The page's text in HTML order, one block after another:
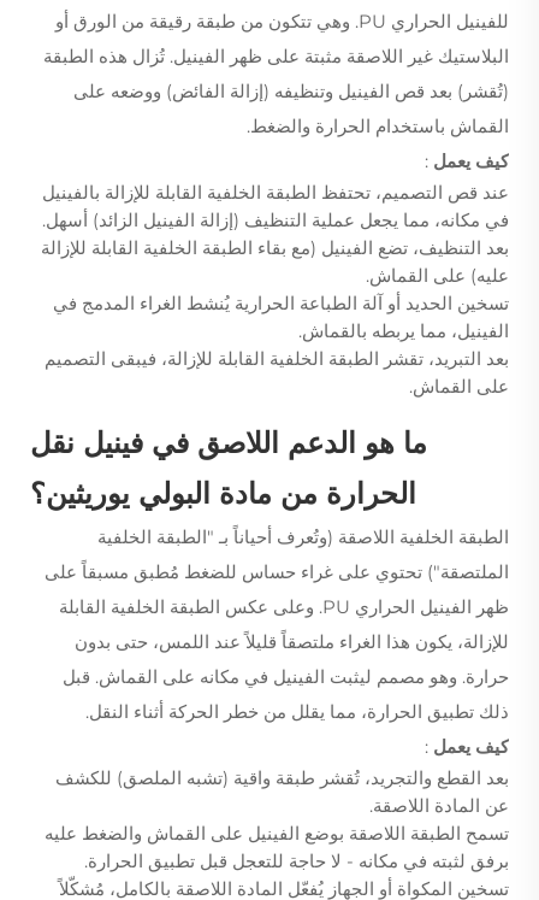
للفينيل الحراري PU. وهي تتكون من طبقة رقيقة من الورق أو
البلاستيك غير اللاصقة مثبتة على ظهر الفينيل. تُزال هذه الطبقة
(تُقشر) بعد قص الفينيل وتنظيفه (إزالة الفائض) ووضعه على
القماش باستخدام الحرارة والضغط.
كيف يعمل :
عند قص التصميم، تحتفظ الطبقة الخلفية القابلة للإزالة بالفينيل
في مكانه، مما يجعل عملية التنظيف (إزالة الفينيل الزائد) أسهل.
بعد التنظيف، تضع الفينيل (مع بقاء الطبقة الخلفية القابلة للإزالة
عليه) على القماش.
تسخين الحديد أو آلة الطباعة الحرارية يُنشط الغراء المدمج في
الفينيل، مما يربطه بالقماش.
بعد التبريد، تقشر الطبقة الخلفية القابلة للإزالة، فيبقى التصميم
على القماش.
ما هو الدعم اللاصق في فينيل نقل
الحرارة من مادة البولي يوريثين؟
الطبقة الخلفية اللاصقة (وتُعرف أحياناً بـ "الطبقة الخلفية
الملتصقة") تحتوي على غراء حساس للضغط مُطبق مسبقاً على
ظهر الفينيل الحراري PU. وعلى عكس الطبقة الخلفية القابلة
للإزالة، يكون هذا الغراء ملتصقاً قليلاً عند اللمس، حتى بدون
حرارة. وهو مصمم ليثبت الفينيل في مكانه على القماش. قبل
ذلك تطبيق الحرارة، مما يقلل من خطر الحركة أثناء النقل.
كيف يعمل :
بعد القطع والتجريد، تُقشر طبقة واقية (تشبه الملصق) للكشف
عن المادة اللاصقة.
تسمح الطبقة اللاصقة بوضع الفينيل على القماش والضغط عليه
برفق لثبته في مكانه - لا حاجة للتعجل قبل تطبيق الحرارة.
تسخين المكواة أو الجهاز يُفعّل المادة اللاصقة بالكامل، مُشكّلاً